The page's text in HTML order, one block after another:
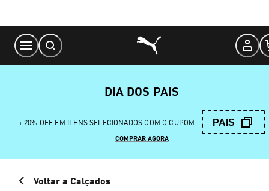
Content
DIA DOS PAIS
+ 20% OFF EM ITENS SELECIONADOS COM O CUPOM PAIS
COMPRAR AGORA
Voltar a Calçados